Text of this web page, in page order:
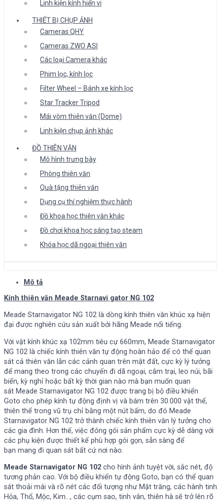
Linh kiện kính hiển vi
THIẾT BỊ CHỤP ẢNH
Cameras QHY
Cameras ZWO ASI
Các loại Camera khác
Phim lọc, kính lọc
Filter Wheel – Bánh xe kính lọc
Star Tracker Tripod
Mái vòm thiên văn (Dome)
Linh kiện chụp ảnh khác
ĐỒ THIÊN VĂN
Mô hình trưng bày
Phòng thiên văn
Quà tặng thiên văn
Dụng cụ thí nghiệm thực hành
Đồ khoa học thiên văn khác
Đồ chơi khoa học sáng tạo steam
Khóa học dã ngoại thiên văn
Mô tả
Kính thiên văn Meade Starnavi gator NG 102
Meade Starnavigator NG 102 là dòng kính thiên văn khúc xạ hiện
đại được nghiên cứu sản xuất bởi hãng Meade nổi tiếng.
Với vật kính khúc xạ 102mm tiêu cự 660mm, Meade Starnavigator
NG 102 là chiếc kính thiên văn tự động hoàn hảo để có thể quan
sát cả thiên văn lẫn các cảnh quan trên mặt đất, cực kỳ lý tưởng
để mang theo trong các chuyến đi dã ngoại, cắm trại, leo núi, bãi
biển, kỳ nghỉ hoặc bất kỳ thời gian nào mà bạn muốn quan
sát Meade Starnavigator NG 102 được trang bị bộ điều khiển
Goto cho phép kính tự động định vị và bám trên 30.000 vật thể,
thiên thể trong vũ trụ chỉ bằng một nút bấm, do đó Meade
Starnavigator NG 102 trở thành chiếc kính thiên văn lý tưởng cho
các gia đình. Hơn thế, việc đóng gói sản phẩm cực kỳ dễ dàng với
các phụ kiện được thiết kế phù hợp gói gọn, sẵn sàng để
bạn mang đi quan sát bất cứ nơi nào.
Meade Starnavigator NG 102 cho hình ảnh tuyệt vời, sắc nét, độ
tương phản cao. Với bộ điều khiển tự động Goto, bạn có thể quan
sát thoải mái và rõ nét các đối tượng như Mặt trăng, các hành tinh
Hỏa, Thổ, Mộc, Kim…, các cụm sao, tinh vân, thiên hà sẽ trở lên rõ